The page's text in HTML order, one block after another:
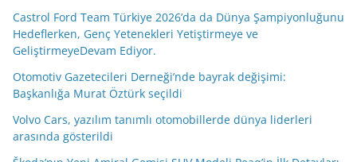
Castrol Ford Team Türkiye 2026’da da Dünya Şampiyonluğunu
Hedeflerken, Genç Yetenekleri Yetiştirmeye ve
GeliştirmeyeDevam Ediyor.
Otomotiv Gazetecileri Derneği’nde bayrak değişimi:
Başkanlığa Murat Öztürk seçildi
Volvo Cars, yazılım tanımlı otomobillerde dünya liderleri
arasında gösterildi